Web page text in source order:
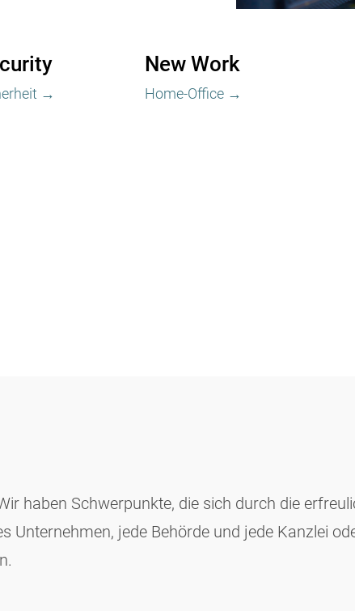
→
New Work
Home-Office →
haben Schwerpunkte, die sich durch die
Unternehmen, jede Behörde und jede Kanzlei